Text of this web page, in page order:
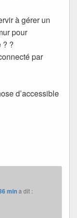
à gérer un
pour
? ?
par
d’accessible
mina dit :